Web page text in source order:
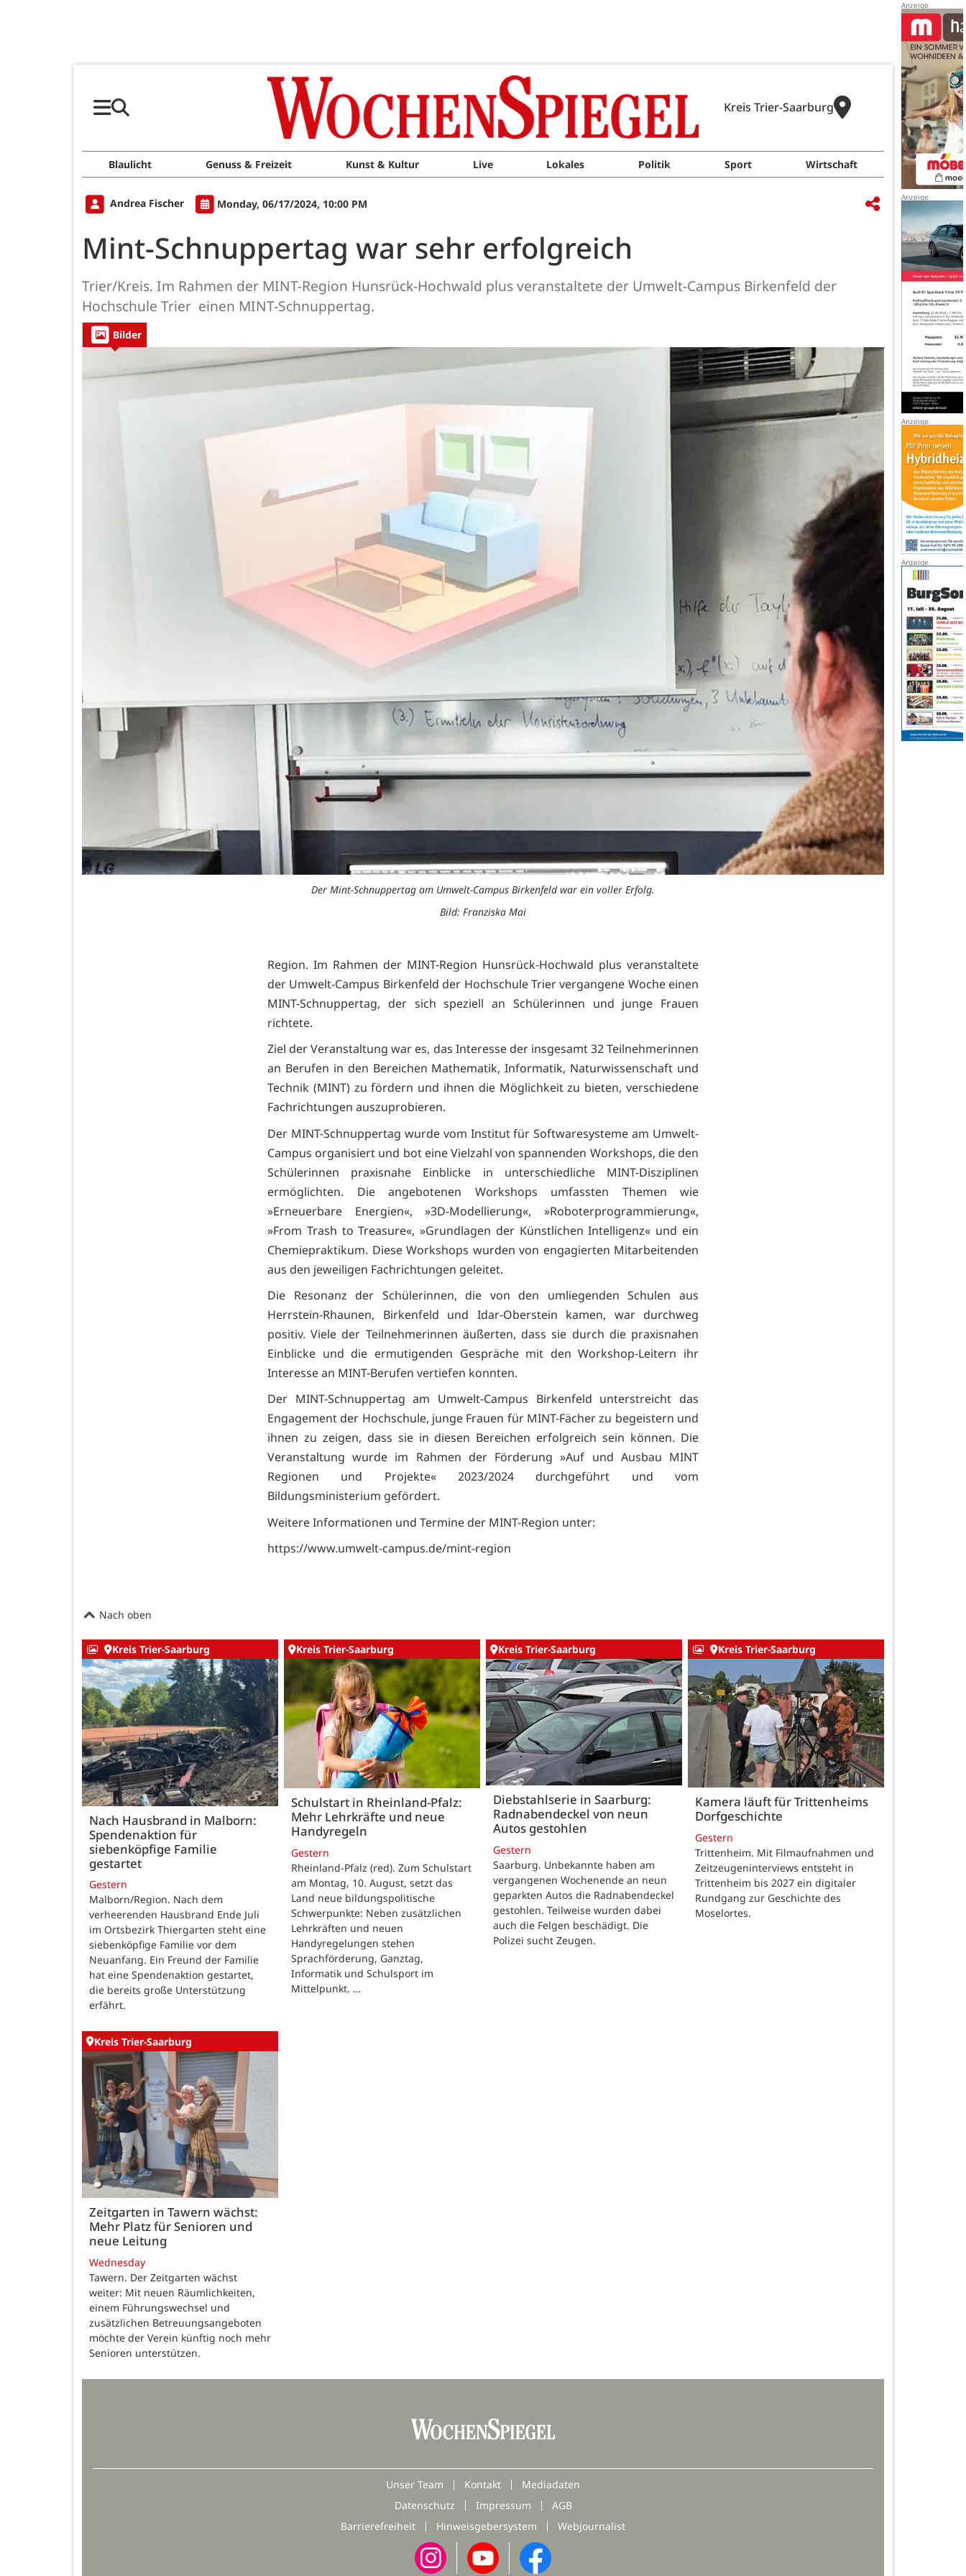
Kreis Trier-Saarburg
Blaulicht Genuss & Freizeit Kunst & Kultur Live Lokales Politik Sport Wirtschaft
Andrea Fischer Monday, 06/17/2024, 10:00 PM
Mint-Schnuppertag war sehr erfolgreich
Trier/Kreis. Im Rahmen der MINT-Region Hunsrück-Hochwald plus veranstaltete der Umwelt-Campus Birkenfeld der
Hochschule Trier einen MINT-Schnuppertag.
Bilder
Der Mint-Schnuppertag am Umwelt-Campus Birkenfeld war ein voller Erfolg.
Bild: Franziska Mai
Region. Im Rahmen der MINT-Region Hunsrück-Hochwald plus veranstaltete
der Umwelt-Campus Birkenfeld der Hochschule Trier vergangene Woche einen
MINT-Schnuppertag, der sich speziell an Schülerinnen und junge Frauen
richtete.
Ziel der Veranstaltung war es, das Interesse der insgesamt 32 Teilnehmerinnen
an Berufen in den Bereichen Mathematik, Informatik, Naturwissenschaft und
Technik (MINT) zu fördern und ihnen die Möglichkeit zu bieten, verschiedene
Fachrichtungen auszuprobieren.
Der MINT-Schnuppertag wurde vom Institut für Softwaresysteme am Umwelt-
Campus organisiert und bot eine Vielzahl von spannenden Workshops, die den
Schülerinnen praxisnahe Einblicke in unterschiedliche MINT-Disziplinen
ermöglichten. Die angebotenen Workshops umfassten Themen wie
»Erneuerbare Energien«, »3D-Modellierung«, »Roboterprogrammierung«,
»From Trash to Treasure«, »Grundlagen der Künstlichen Intelligenz« und ein
Chemiepraktikum. Diese Workshops wurden von engagierten Mitarbeitenden
aus den jeweiligen Fachrichtungen geleitet.
Die Resonanz der Schülerinnen, die von den umliegenden Schulen aus
Herrstein-Rhaunen, Birkenfeld und Idar-Oberstein kamen, war durchweg
positiv. Viele der Teilnehmerinnen äußerten, dass sie durch die praxisnahen
Einblicke und die ermutigenden Gespräche mit den Workshop-Leitern ihr
Interesse an MINT-Berufen vertiefen konnten.
Der MINT-Schnuppertag am Umwelt-Campus Birkenfeld unterstreicht das
Engagement der Hochschule, junge Frauen für MINT-Fächer zu begeistern und
ihnen zu zeigen, dass sie in diesen Bereichen erfolgreich sein können. Die
Veranstaltung wurde im Rahmen der Förderung »Auf und Ausbau MINT
Regionen und Projekte« 2023/2024 durchgeführt und vom
Bildungsministerium gefördert.
Weitere Informationen und Termine der MINT-Region unter:
https://www.umwelt-campus.de/mint-region
Nach oben
Kreis Trier-Saarburg
Nach Hausbrand in Malborn:
Spendenaktion für
siebenköpfige Familie
gestartet
Gestern
Malborn/Region. Nach dem
verheerenden Hausbrand Ende Juli
im Ortsbezirk Thiergarten steht eine
siebenköpfige Familie vor dem
Neuanfang. Ein Freund der Familie
hat eine Spendenaktion gestartet,
die bereits große Unterstützung
erfährt.
Kreis Trier-Saarburg
Schulstart in Rheinland-Pfalz:
Mehr Lehrkräfte und neue
Handyregeln
Gestern
Rheinland-Pfalz (red). Zum Schulstart
am Montag, 10. August, setzt das
Land neue bildungspolitische
Schwerpunkte: Neben zusätzlichen
Lehrkräften und neuen
Handyregelungen stehen
Sprachförderung, Ganztag,
Informatik und Schulsport im
Mittelpunkt. …
Kreis Trier-Saarburg
Diebstahlserie in Saarburg:
Radnabendeckel von neun
Autos gestohlen
Gestern
Saarburg. Unbekannte haben am
vergangenen Wochenende an neun
geparkten Autos die Radnabendeckel
gestohlen. Teilweise wurden dabei
auch die Felgen beschädigt. Die
Polizei sucht Zeugen.
Kreis Trier-Saarburg
Kamera läuft für Trittenheims
Dorfgeschichte
Gestern
Trittenheim. Mit Filmaufnahmen und
Zeitzeugeninterviews entsteht in
Trittenheim bis 2027 ein digitaler
Rundgang zur Geschichte des
Moselortes.
Kreis Trier-Saarburg
Zeitgarten in Tawern wächst:
Mehr Platz für Senioren und
neue Leitung
Wednesday
Tawern. Der Zeitgarten wächst
weiter: Mit neuen Räumlichkeiten,
einem Führungswechsel und
zusätzlichen Betreuungsangeboten
möchte der Verein künftig noch mehr
Senioren unterstützen.
Unser Team Kontakt
Mediadaten
Datenschutz
Impressum
AGB
Barrierefreiheit
Hinweisgebersystem Webjournalist